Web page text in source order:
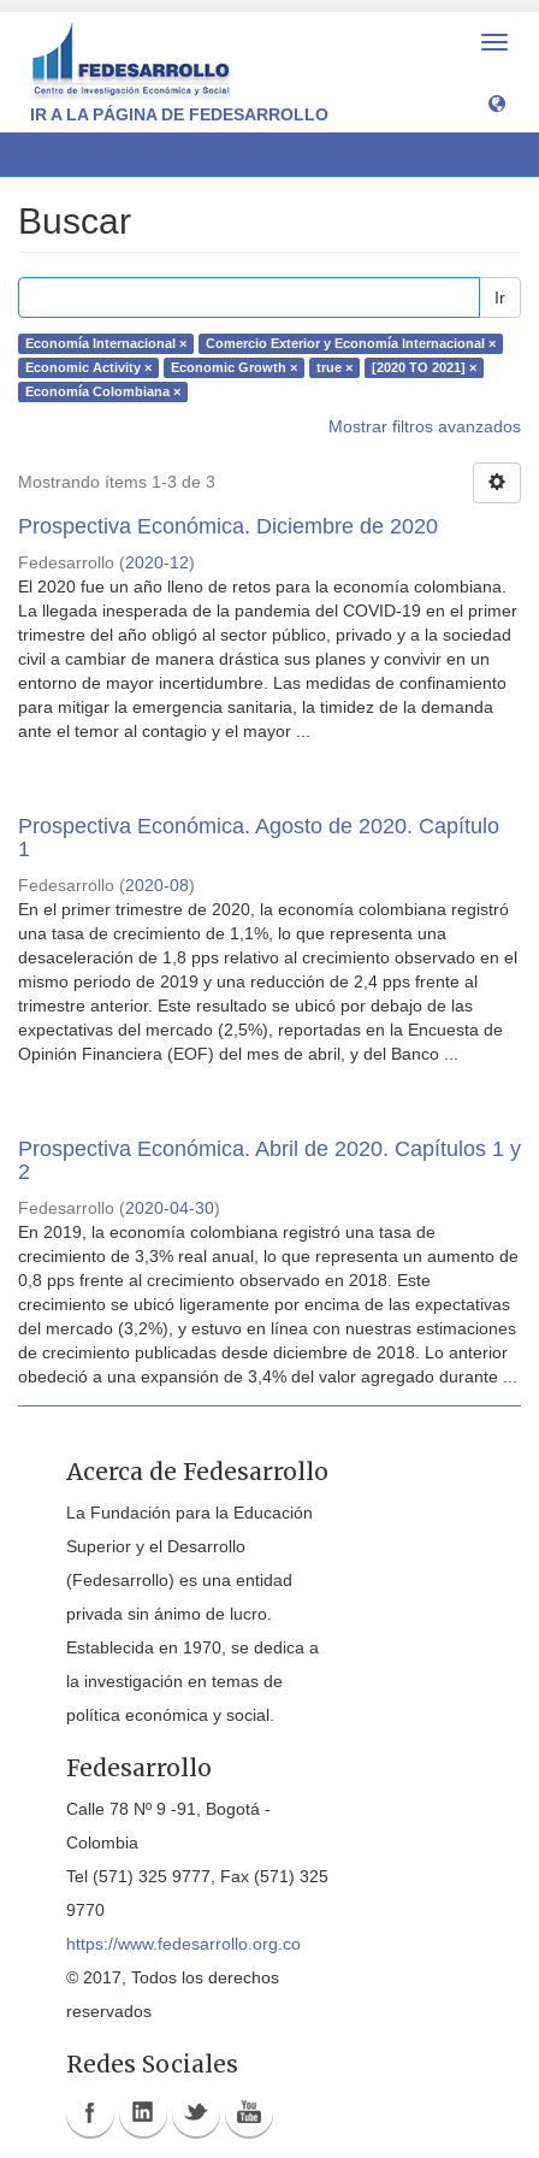
IR A LA PÁGINA DE FEDESARROLLO
Buscar
Ir
Economía Internacional ×
Comercio Exterior y Economía Internacional ×
Economic Activity ×
Economic Growth × true ×
[2020 TO 2021] ×
Economía Colombiana ×
Mostrar filtros avanzados
Mostrando ítems 1-3 de 3
Prospectiva Económica. Diciembre de 2020
Fedesarrollo (2020-12)
El 2020 fue un año lleno de retos para la economía colombiana.
La llegada inesperada de la pandemia del COVID-19 en el primer
trimestre del año obligó al sector público, privado y a la sociedad
civil a cambiar de manera drástica sus planes y convivir en un
entorno de mayor incertidumbre. Las medidas de confinamiento
para mitigar la emergencia sanitaria, la timidez de la demanda
ante el temor al contagio y el mayor ...
Prospectiva Económica. Agosto de 2020. Capítulo
1
Fedesarrollo (2020-08)
En el primer trimestre de 2020, la economía colombiana registró
una tasa de crecimiento de 1,1%, lo que representa una
desaceleración de 1,8 pps relativo al crecimiento observado en el
mismo periodo de 2019 y una reducción de 2,4 pps frente al
trimestre anterior. Este resultado se ubicó por debajo de las
expectativas del mercado (2,5%), reportadas en la Encuesta de
Opinión Financiera (EOF) del mes de abril, y del Banco ...
Prospectiva Económica. Abril de 2020. Capítulos 1 y
2
Fedesarrollo (2020-04-30)
En 2019, la economía colombiana registró una tasa de
crecimiento de 3,3% real anual, lo que representa un aumento de
0,8 pps frente al crecimiento observado en 2018. Este
crecimiento se ubicó ligeramente por encima de las expectativas
del mercado (3,2%), y estuvo en línea con nuestras estimaciones
de crecimiento publicadas desde diciembre de 2018. Lo anterior
obedeció a una expansión de 3,4% del valor agregado durante ...
Acerca de Fedesarrollo
La Fundación para la Educación
Superior y el Desarrollo
(Fedesarrollo) es una entidad
privada sin ánimo de lucro.
Establecida en 1970, se dedica a
la investigación en temas de
política económica y social.
Fedesarrollo
Calle 78 Nº 9 -91, Bogotá -
Colombia
Tel (571) 325 9777, Fax (571) 325
9770
https://www.fedesarrollo.org.co
© 2017, Todos los derechos
reservados
Redes Sociales